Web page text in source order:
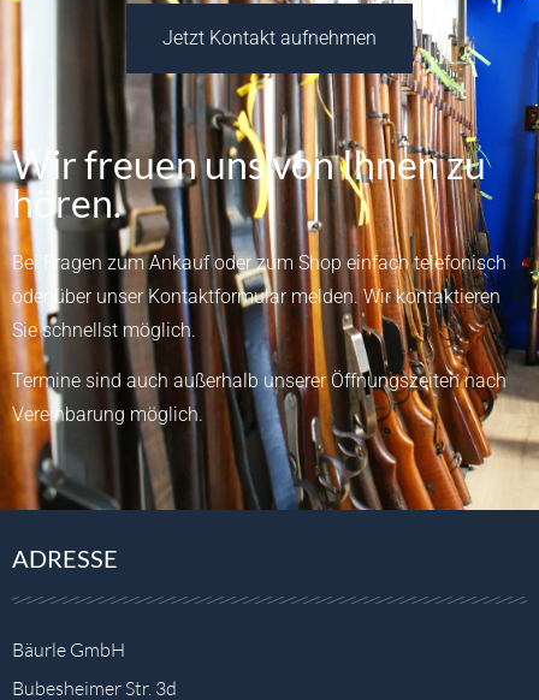
Jetzt Kontakt aufnehmen
Wir freuen uns von Ihnen zu
hören.
Bei Fragen zum Ankauf oder zum Shop einfach telefonisch
oder über unser Kontaktformularmelden.Wir kontaktieren
Sie schnellst möglich.
Termine sind auch außerhalb unserer Öffnungszeiten nach
Vereinbarung möglich.
ADRESSE
Bäurle GmbH
Bubesheimer Str. 3d